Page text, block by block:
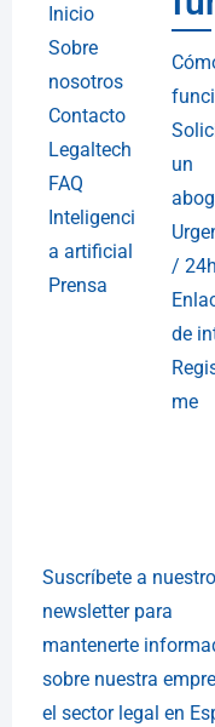
Inicio
Sobre
nosotros
Contacto
Legaltech
FAQ
Inteligenci
a artificial
Prensa
un
/ 24h
de
me
Suscríbete a nuestro
newsletter para
mantenerte
sobre nuestra
el sector legal en